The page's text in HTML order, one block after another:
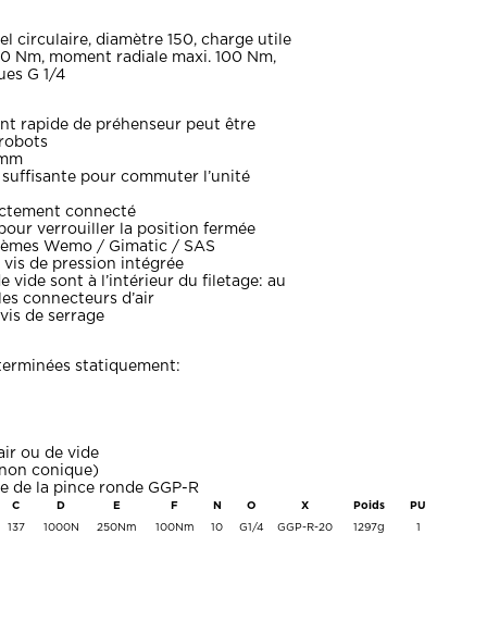
circulaire, diamètre 150, charge utile
Nm, moment radiale maxi. 100 Nm,
G 1/4
rapide de préhenseur peut être
pour commuter l’unité
connecté
verrouiller la position fermée
Wemo / Gimatic / SAS
vis de pression intégrée
vide sont à l’intérieur du filetage: au
connecteurs d’air
de serrage
statiquement:
ou de vide
conique)
de la pince ronde GGP-R
C D E F N O X Poids
PU
137
1000N 250Nm 100Nm 10 G1/4 GGP-R-20 1297g 1